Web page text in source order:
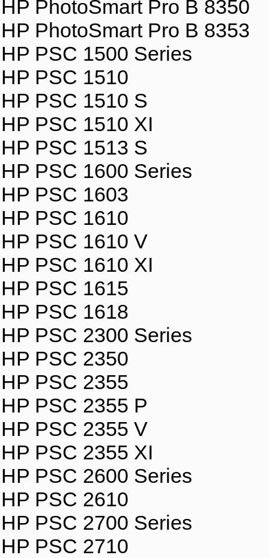
HP PhotoSmart Pro B 8350
HP PhotoSmart Pro B 8353
HP PSC 1500 Series
HP PSC 1510
HP PSC 1510 S
HP PSC 1510 XI
HP PSC 1513 S
HP PSC 1600 Series
HP PSC 1603
HP PSC 1610
HP PSC 1610 V
HP PSC 1610 XI
HP PSC 1615
HP PSC 1618
HP PSC 2300 Series
HP PSC 2350
HP PSC 2355
HP PSC 2355 P
HP PSC 2355 V
HP PSC 2355 XI
HP PSC 2600 Series
HP PSC 2610
HP PSC 2700 Series
HP PSC 2710